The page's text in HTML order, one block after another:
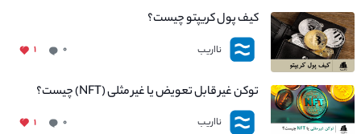
کیف پول کریپتو چیست؟
نااریب ۰ ۱
توکن غیر قابل تعویض یا غیر مثلی (NFT) چیست؟
نااریب ۰ ۱